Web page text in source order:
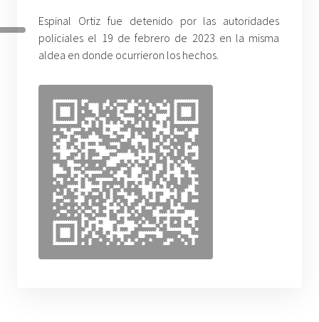
Espinal Ortiz fue detenido por las autoridades
policiales el 19 de febrero de 2023 en la misma
aldea en donde ocurrieron los hechos.